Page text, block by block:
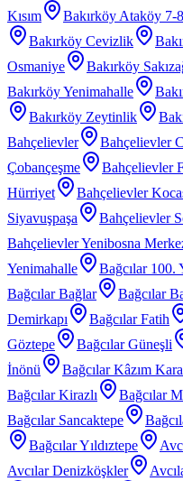
Kısım
Bakırköy Ataköy 7-
Bakırköy Cevizlik
Osmaniye
Bakırköy
Bakırköy Yenimahalle
Bakırköy Zeytinlik
Bahçelievler
Bahçelievler
Çobançeşme
Bahçelievler
Hürriyet
Bahçelievler
Siyavuşpaşa
Bahçelievler
Bahçelievler Yenibosna
Yenimahalle
Bağcılar 100.
Bağcılar Bağlar
Bağcılar
Demirkapı
Bağcılar Fatih
Göztepe
Bağcılar Güneşli
İnönü
Bağcılar Kâzım
Bağcılar Kirazlı
Bağcılar
Bağcılar Sancaktepe
Bağcılar Yıldıztepe
Avcılar Denizköşkler